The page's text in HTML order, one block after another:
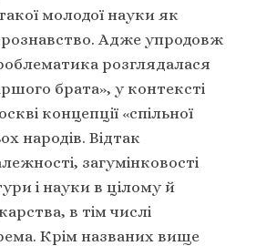
молодої науки як
Адже упродовж
розглядалася
брата», у контексті
концепції «спільної
народів. Відтак
загумінковості
і науки в цілому й
в тім числі
Крім названих вище